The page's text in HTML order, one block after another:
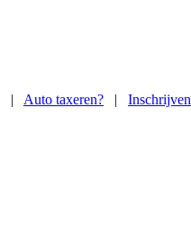
| Auto taxeren? | Inschrijven